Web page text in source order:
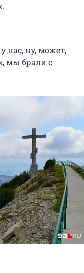
нас, ну, может,
мы брали с